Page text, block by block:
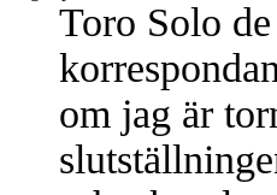
Toro Solo
om jag är